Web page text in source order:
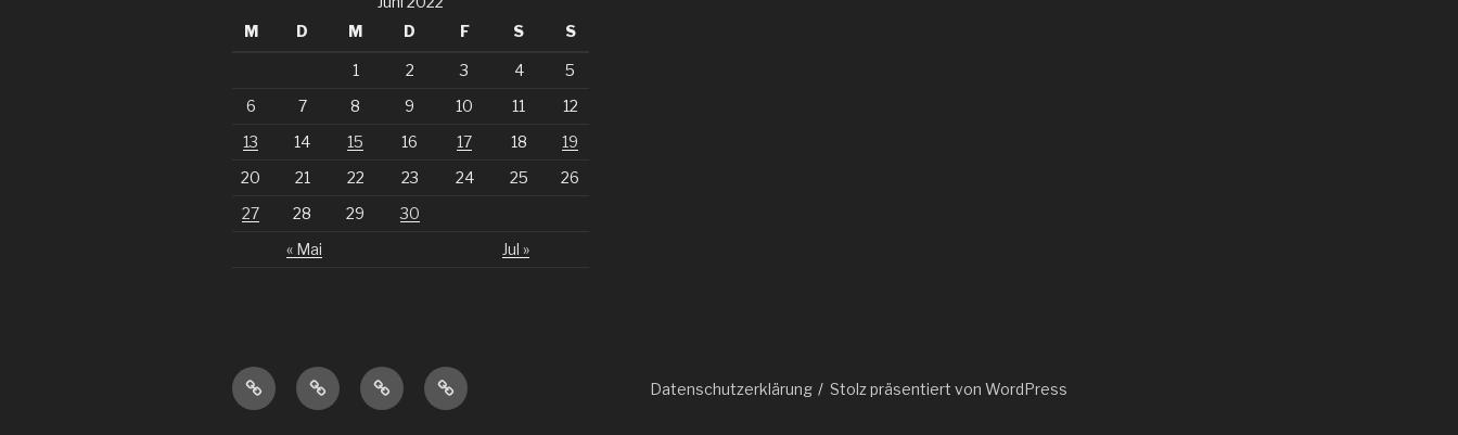
M
D M D F S S
« Mai Jul »
1 2 3 4
5
6
7 8 9 10 11
12
13
14 15 16 17 18
19
20
21 22 23 24 25
26
27
28 29 30
MX
Strecke
Veranstaltungen
über
uns
Impressum Datenschutzerklärung Stolz präsentiert von WordPress